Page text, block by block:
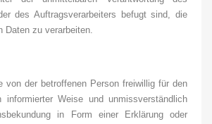
des Auftragsverarbeiters befugt sind, die
Daten zu verarbeiten.
von der betroffenen Person freiwillig für den
informierter Weise und unmissverständlich
in Form einer Erklärung oder